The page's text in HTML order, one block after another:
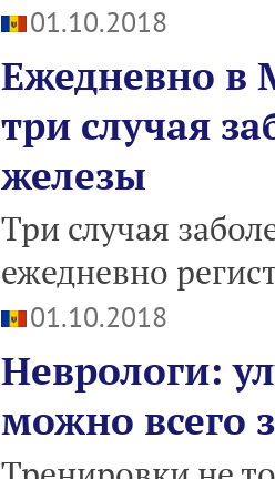
01.10.2018
Ежедневно в
три случая
железы
Три случая
ежедневно
01.10.2018
Неврологи:
можно всего